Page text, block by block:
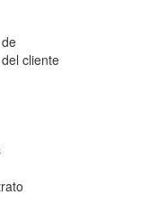
cliente